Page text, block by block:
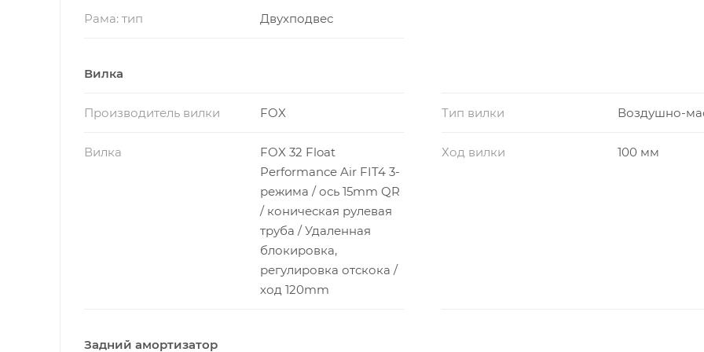
Рама: тип Двухподвес
Вилка
Производитель вилки FOX Тип вилки Воздушно-
Вилка
FOX 32 Float
Performance Air FIT4 3-
режима / ось 15mm QR
/ коническая рулевая
труба / Удаленная
блокировка,
регулировка отскока /
ход 120mm
Ход вилки 100 мм
Задний амортизатор